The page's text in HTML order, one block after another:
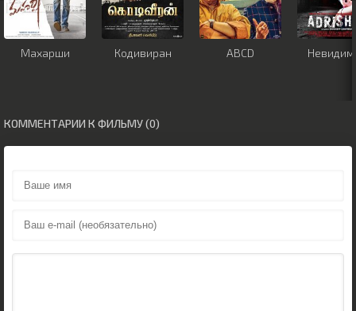
Махарши Кодивиран ABCD
КОММЕНТАРИИ К ФИЛЬМУ (0)